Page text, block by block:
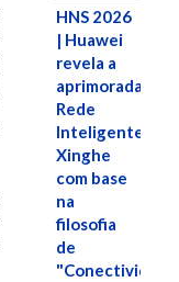
HNS 2026
| Huawei
revela a
aprimorada
Rede
Inteligente
Xinghe
com base
na
filosofia
de
"Conectividade